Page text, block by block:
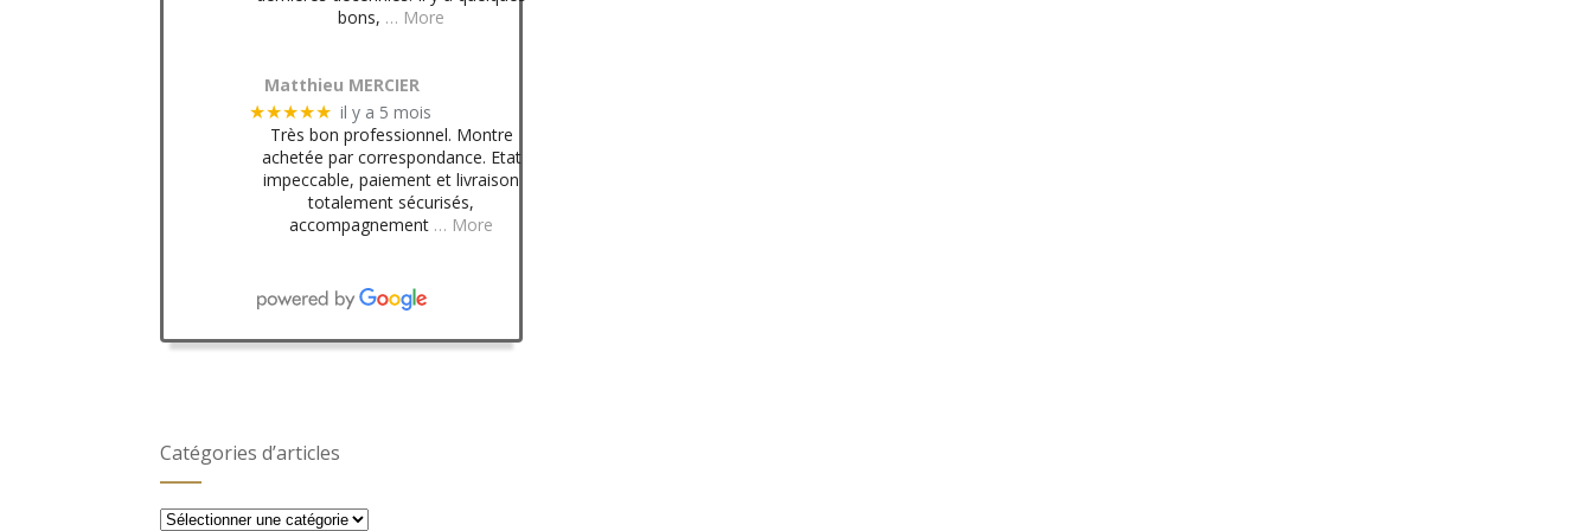
bons, … More
Matthieu MERCIER
★★★★★ il y a 5 mois
Très bon professionnel. Montre
achetée par correspondance. Etat
impeccable, paiement et livraison
totalement sécurisés,
accompagnement … More
Catégories d’articles
Catégories